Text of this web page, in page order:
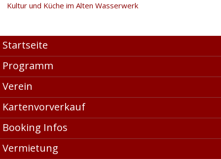
Kultur und Küche im Alten Wasserwerk
Startseite
Programm
Verein
Kartenvorverkauf
Booking Infos
Vermietung
„Chettin’3“ und die
Kraft von Wort und
Musik
Das Alte Wasserwerk jenseits
vom Mainstream